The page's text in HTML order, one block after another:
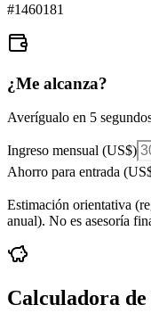
#1460181
¿Me alcanza?
Averígualo en 5
Ingreso mensual (US$)
Ahorro para entrada (
Estimación orientativa
anual). No es asesoría
Calculadora